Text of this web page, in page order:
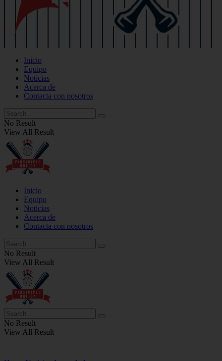
Inicio
Equipo
Noticias
Acerca de
Contacta con nosotros
No Result
View All Result
Inicio
Equipo
Noticias
Acerca de
Contacta con nosotros
No Result
View All Result
No Result
View All Result